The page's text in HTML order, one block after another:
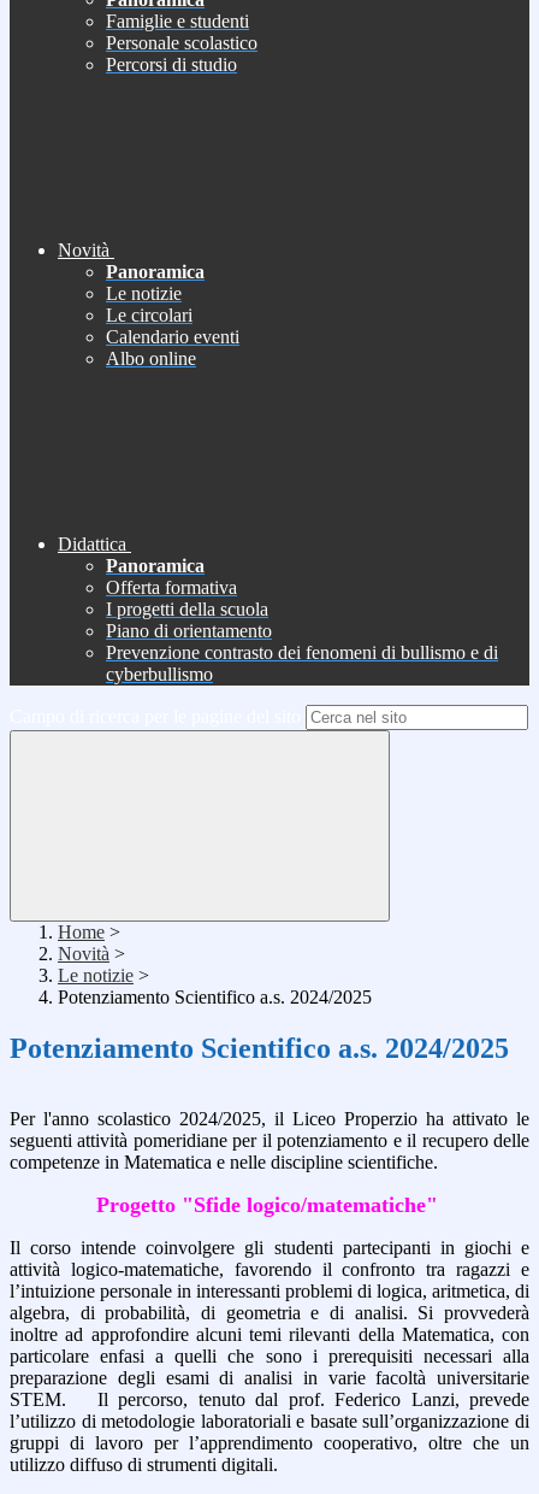
Famiglie e studenti
Personale scolastico
Percorsi di studio
Novità
Panoramica
Le notizie
Le circolari
Calendario eventi
Albo online
Didattica
Panoramica
Offerta formativa
I progetti della scuola
Piano di orientamento
Prevenzione contrasto dei fenomeni di bullismo e di
cyberbullismo
Home >
Novità >
Le notizie >
Potenziamento Scientifico a.s. 2024/2025
Potenziamento Scientifico a.s. 2024/2025
Per l'anno scolastico 2024/2025, il Liceo Properzio ha attivato le
seguenti attività pomeridiane per il potenziamento e il recupero delle
competenze in Matematica e nelle discipline scientifiche.
Progetto "Sfide logico/matematiche"
Il corso intende coinvolgere gli studenti partecipanti in giochi e
attività logico-matematiche, favorendo il confronto tra ragazzi e
l’intuizione personale in interessanti problemi di logica, aritmetica, di
algebra, di probabilità, di geometria e di analisi. Si provvederà
inoltre ad approfondire alcuni temi rilevanti della Matematica, con
particolare enfasi a quelli che sono i prerequisiti necessari alla
preparazione degli esami di analisi in varie facoltà universitarie
STEM. Il percorso, tenuto dal prof. Federico Lanzi, prevede
l’utilizzo di metodologie laboratoriali e basate sull’organizzazione di
gruppi di lavoro per l’apprendimento cooperativo, oltre che un
utilizzo diffuso di strumenti digitali.